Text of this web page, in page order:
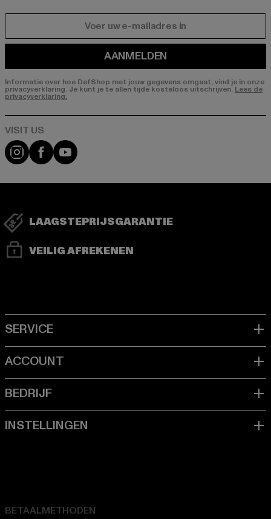
AANMELDEN
Informatie over hoe DefShop met jouw gegevens omgaat, vind je in onze
privacyverklaring. Je kunt je te allen tijde kosteloos uitschrijven. Lees de
privacyverklaring.
Visit our Instagram page:
Visit our Facebook page:
Visit our YouTube channel:
LAAGSTEPRIJSGARANTIE
VEILIG AFREKENEN
BETAALMETHODEN